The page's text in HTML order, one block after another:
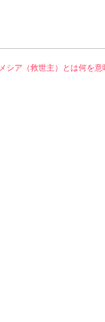
メシア（救世主）とは何を